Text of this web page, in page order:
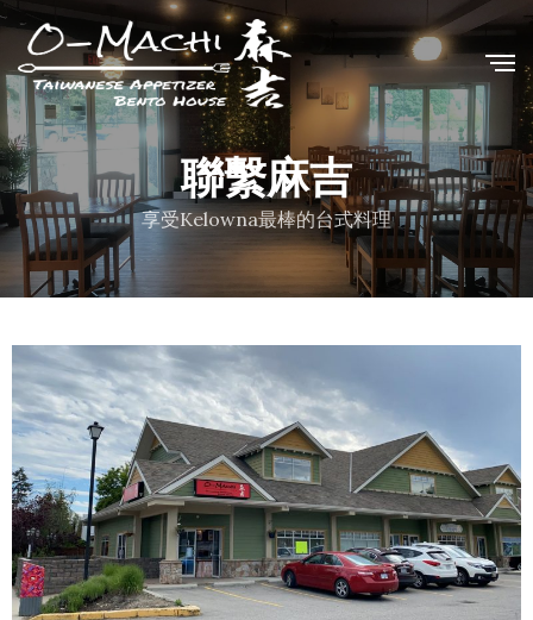
聯繫麻吉
享受Kelowna最棒的台式料理